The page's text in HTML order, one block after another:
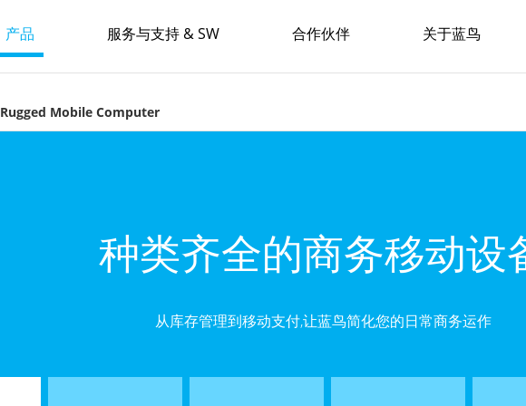
产品 服务与支持 & SW 合作伙伴 关于蓝鸟
Rugged Mobile Computer
种类齐全的商务移动设
从库存管理到移动支付,让蓝鸟简化您的日常商务运作